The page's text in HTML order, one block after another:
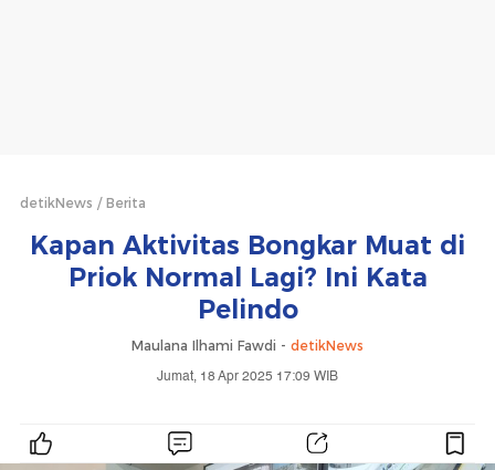
detikNews Berita
Kapan Aktivitas Bongkar Muat di
Priok Normal Lagi? Ini Kata
Pelindo
Maulana Ilhami Fawdi - detikNews
Jumat, 18 Apr 2025 17:09 WIB